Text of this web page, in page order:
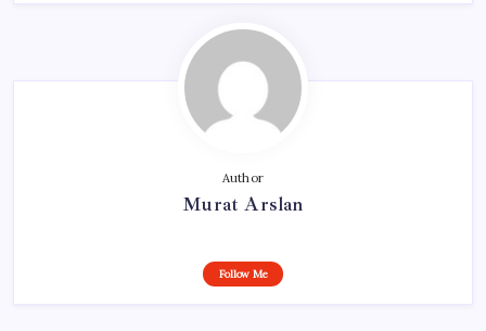
Author
Murat Arslan
Follow Me